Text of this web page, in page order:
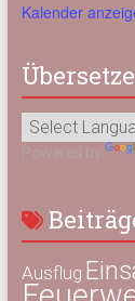
Kalender
Powered by
Ausflug